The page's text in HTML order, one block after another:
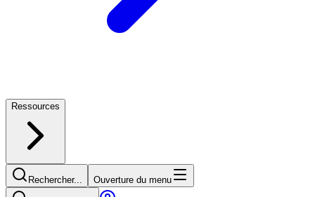
Ressources
Rechercher... Ouverture du menu